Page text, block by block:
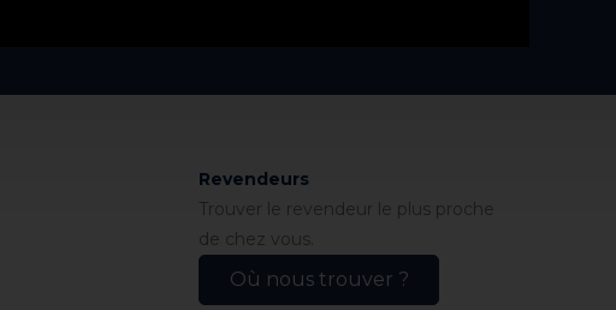
Revendeurs
Trouver le revendeur le plus proche
de chez vous.
Où nous trouver ?